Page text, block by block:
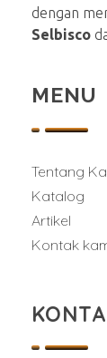
dengan
Selbisco
MENU
Tentang
Katalog
Artikel
Kontak